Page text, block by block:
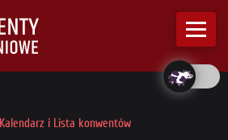
Kalendarz i Lista konwentów